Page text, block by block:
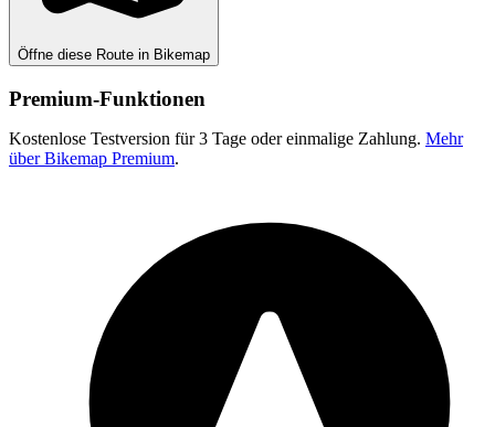
Öffne diese Route in Bikemap
Premium-Funktionen
Kostenlose Testversion für 3 Tage oder einmalige Zahlung. Mehr
über Bikemap Premium.